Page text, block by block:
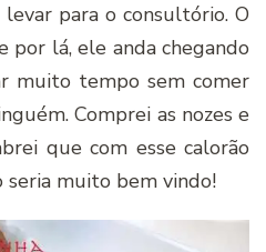
para o consultório. O
por lá, ele anda chegando
muito tempo sem comer
Comprei as nozes e
que com esse calorão
seria muito bem vindo!